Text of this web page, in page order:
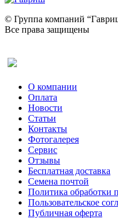
© Группа компаний
Все права защищены
О компании
Оплата
Новости
Статьи
Контакты
Фотогалерея​
Сервис
Отзывы
Бесплатная доставка
Семена почтой
Политика обработки
Пользовательское
Публичная оферта